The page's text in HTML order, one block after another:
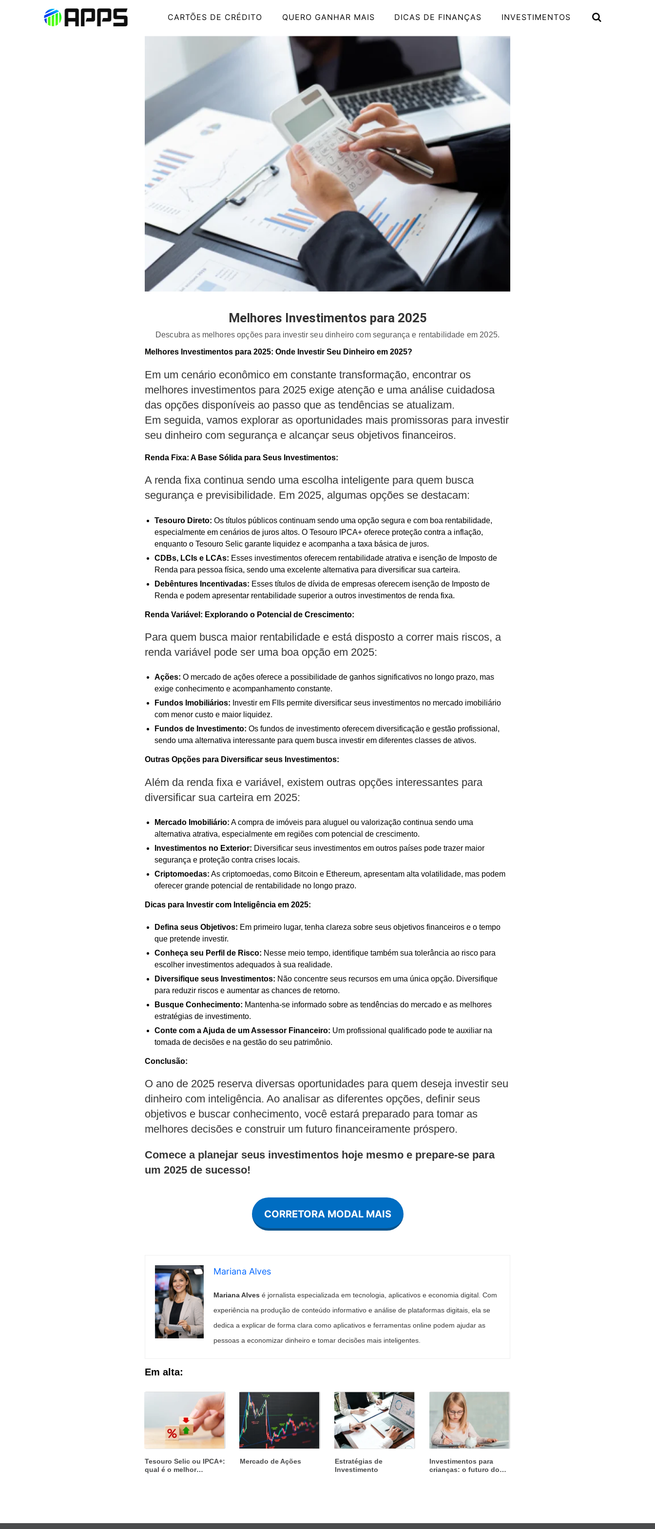
CARTÕES DE CRÉDITO QUERO GANHAR MAIS DICAS DE FINANÇAS INVESTIMENTOS 
Melhores Investimentos para 2025
Descubra as melhores opções para investir seu dinheiro com segurança e rentabilidade em 2025.
Melhores Investimentos para 2025: Onde Investir Seu Dinheiro em 2025?
Em um cenário econômico em constante transformação, encontrar os
melhores investimentos para 2025 exige atenção e uma análise cuidadosa
das opções disponíveis ao passo que as tendências se atualizam.
Em seguida, vamos explorar as oportunidades mais promissoras para investir
seu dinheiro com segurança e alcançar seus objetivos financeiros.
Renda Fixa: A Base Sólida para Seus Investimentos:
A renda fixa continua sendo uma escolha inteligente para quem busca
segurança e previsibilidade. Em 2025, algumas opções se destacam:
Tesouro Direto: Os títulos públicos continuam sendo uma opção segura e com boa rentabilidade,
especialmente em cenários de juros altos. O Tesouro IPCA+ oferece proteção contra a inflação,
enquanto o Tesouro Selic garante liquidez e acompanha a taxa básica de juros.
CDBs, LCIs e LCAs: Esses investimentos oferecem rentabilidade atrativa e isenção de Imposto de
Renda para pessoa física, sendo uma excelente alternativa para diversificar sua carteira.
Debêntures Incentivadas: Esses títulos de dívida de empresas oferecem isenção de Imposto de
Renda e podem apresentar rentabilidade superior a outros investimentos de renda fixa.
Renda Variável: Explorando o Potencial de Crescimento:
Para quem busca maior rentabilidade e está disposto a correr mais riscos, a
renda variável pode ser uma boa opção em 2025:
Ações: O mercado de ações oferece a possibilidade de ganhos significativos no longo prazo, mas
exige conhecimento e acompanhamento constante.
Fundos Imobiliários: Investir em FIIs permite diversificar seus investimentos no mercado imobiliário
com menor custo e maior liquidez.
Fundos de Investimento: Os fundos de investimento oferecem diversificação e gestão profissional,
sendo uma alternativa interessante para quem busca investir em diferentes classes de ativos.
Outras Opções para Diversificar seus Investimentos:
Além da renda fixa e variável, existem outras opções interessantes para
diversificar sua carteira em 2025:
Mercado Imobiliário: A compra de imóveis para aluguel ou valorização continua sendo uma
alternativa atrativa, especialmente em regiões com potencial de crescimento.
Investimentos no Exterior: Diversificar seus investimentos em outros países pode trazer maior
segurança e proteção contra crises locais.
Criptomoedas: As criptomoedas, como Bitcoin e Ethereum, apresentam alta volatilidade, mas podem
oferecer grande potencial de rentabilidade no longo prazo.
Dicas para Investir com Inteligência em 2025:
Defina seus Objetivos: Em primeiro lugar, tenha clareza sobre seus objetivos financeiros e o tempo
que pretende investir.
Conheça seu Perfil de Risco: Nesse meio tempo, identifique também sua tolerância ao risco para
escolher investimentos adequados à sua realidade.
Diversifique seus Investimentos: Não concentre seus recursos em uma única opção. Diversifique
para reduzir riscos e aumentar as chances de retorno.
Busque Conhecimento: Mantenha-se informado sobre as tendências do mercado e as melhores
estratégias de investimento.
Conte com a Ajuda de um Assessor Financeiro: Um profissional qualificado pode te auxiliar na
tomada de decisões e na gestão do seu patrimônio.
Conclusão:
O ano de 2025 reserva diversas oportunidades para quem deseja investir seu
dinheiro com inteligência. Ao analisar as diferentes opções, definir seus
objetivos e buscar conhecimento, você estará preparado para tomar as
melhores decisões e construir um futuro financeiramente próspero.
Comece a planejar seus investimentos hoje mesmo e prepare-se para
um 2025 de sucesso!
CORRETORA MODAL MAIS
Mariana Alves
Mariana Alves é jornalista especializada em tecnologia, aplicativos e economia digital. Com
experiência na produção de conteúdo informativo e análise de plataformas digitais, ela se
dedica a explicar de forma clara como aplicativos e ferramentas online podem ajudar as
pessoas a economizar dinheiro e tomar decisões mais inteligentes.
Em alta:
Tesouro Selic ou IPCA+:
qual é o melhor
Mercado de Ações
Estratégias de
Investimento
Investimentos para
crianças: o futuro dos